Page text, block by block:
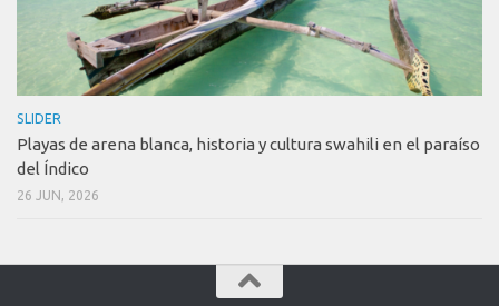
SLIDER
Playas de arena blanca, historia y cultura swahili en el paraíso
del Índico
26 JUN, 2026